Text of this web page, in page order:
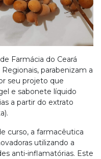
Farmácia do Ceará
Regionais, parabenizam a
seu projeto que
e sabonete líquido
a partir do extrato
curso, a farmacêutica
utilizando a
anti-inflamatórias. Este